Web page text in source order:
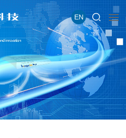
EN